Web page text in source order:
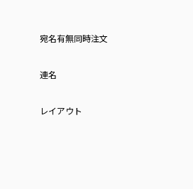
宛名有無同時注文
連名
レイアウト